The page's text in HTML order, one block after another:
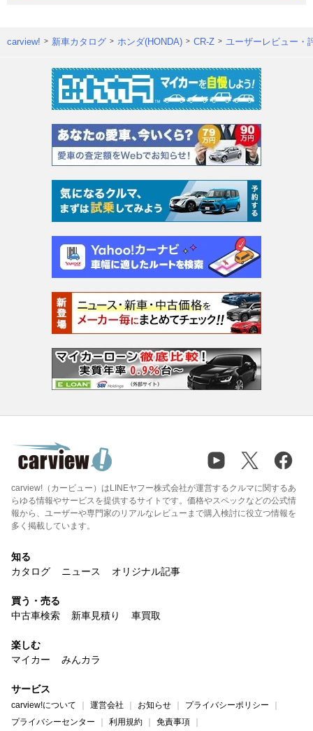
carview! 新車カタログ ホンダ(HONDA) CR-Z ユーザーレビュー・
carview!（カービュー）はLINEヤフー株式会社が運営するクルマに関するあ
らゆる情報やサービスを提供するサイトです。価格やスペックなどの公式情
報から、ユーザーや専門家のリアルなレビューまで購入検討に役立つ情報を
多く掲載しています。
知る
カタログ
ニュース オリジナル記事
買う・売る
中古車検索
新車見積り 車買取
楽しむ
マイカー
みんカラ
サービス
carview!について 運営会社 お知らせ
プライバシーポリシー
プライバシーセンター
利用規約 免責事項